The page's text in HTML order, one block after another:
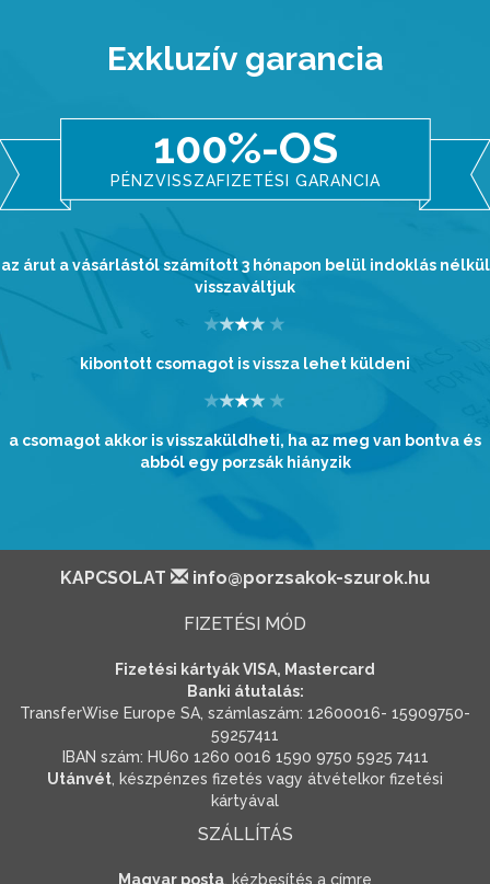
Exkluzív garancia
100%-OS
PÉNZVISSZAFIZETÉSI GARANCIA
az árut a vásárlástól számított 3 hónapon belül indoklás nélkül
visszaváltjuk
kibontott csomagot is vissza lehet küldeni
a csomagot akkor is visszaküldheti, ha az meg van bontva és
abból egy porzsák hiányzik
KAPCSOLAT info@porzsakok-szurok.hu
FIZETÉSI MÓD
Fizetési kártyák VISA, Mastercard
Banki átutalás:
TransferWise Europe SA, számlaszám: 12600016- 15909750-
59257411
IBAN szám: HU60 1260 0016 1590 9750 5925 7411
Utánvét , készpénzes fizetés vagy átvételkor fizetési
kártyával
SZÁLLÍTÁS
Magyar posta , kézbesítés a címre